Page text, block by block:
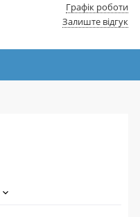
Графік роботи
Залиште відгук